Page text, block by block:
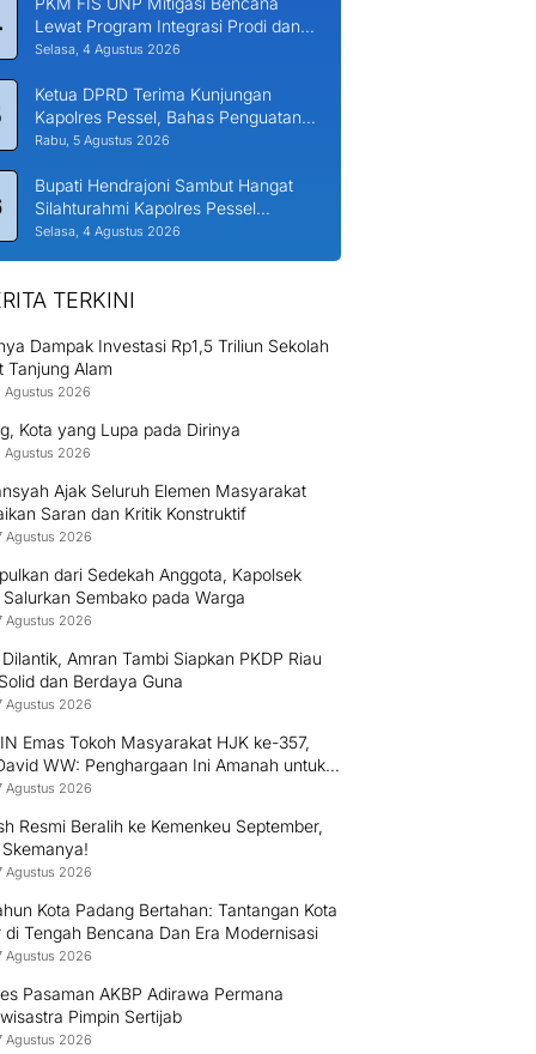
Lewat Program Integrasi Prodi dan
Nagari di Padang Laweh Malalo
Selasa, 4 Agustus 2026
Ketua DPRD Terima Kunjungan
Kapolres Pessel, Bahas Penguatan
Kerjasama Hankamtibmas
Rabu, 5 Agustus 2026
Bupati Hendrajoni Sambut Hangat
Silahturahmi Kapolres Pessel
Bersama PJU
Selasa, 4 Agustus 2026
TERKINI
Dampak Investasi Rp1,5 Triliun Sekolah
Tanjung Alam
Agustus 2026
Kota yang Lupa pada Dirinya
Agustus 2026
Ajak Seluruh Elemen Masyarakat
Saran dan Kritik Konstruktif
Agustus 2026
dari Sedekah Anggota, Kapolsek
Sembako pada Warga
Agustus 2026
Amran Tambi Siapkan PKDP Riau
dan Berdaya Guna
Agustus 2026
Emas Tokoh Masyarakat HJK ke-357,
WW: Penghargaan Ini Amanah untuk
kepada Warga Padang
Agustus 2026
Resmi Beralih ke Kemenkeu September,
Agustus 2026
Kota Padang Bertahan: Tantangan Kota
di Tengah Bencana Dan Era Modernisasi
Agustus 2026
Pasaman AKBP Adirawa Permana
Pimpin Sertijab
Agustus 2026